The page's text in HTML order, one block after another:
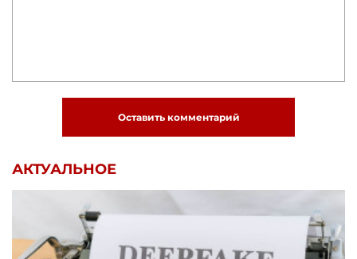
Оставить комментарий
АКТУАЛЬНОЕ